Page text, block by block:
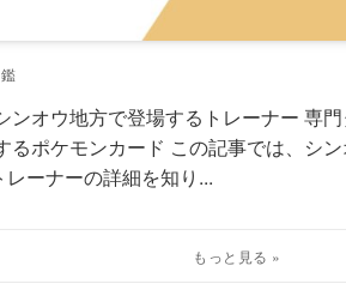
オウ地方で登場するトレーナー 専
るポケモンカード この記事では、シ
ーナーの詳細を知り...